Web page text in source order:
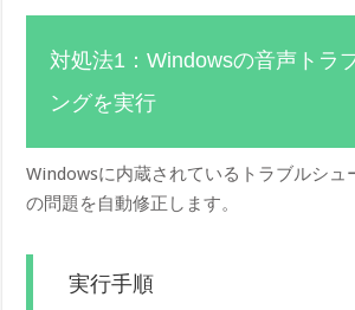
対処法1：Windowsの音声トラ
ングを実行
Windowsに内蔵されているトラブルシュ
の問題を自動修正します。
実行手順